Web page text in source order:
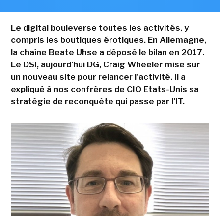
Le digital bouleverse toutes les activités, y
compris les boutiques érotiques. En Allemagne,
la chaîne Beate Uhse a déposé le bilan en 2017.
Le DSI, aujourd'hui DG, Craig Wheeler mise sur
un nouveau site pour relancer l'activité. Il a
expliqué à nos confrères de CIO Etats-Unis sa
stratégie de reconquête qui passe par l'IT.